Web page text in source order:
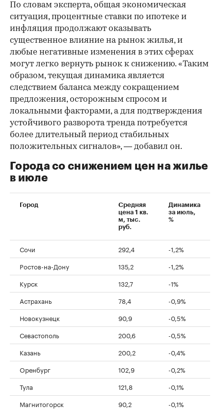
По словам эксперта, общая экономическая
ситуация, процентные ставки по ипотеке и
инфляция продолжают оказывать
существенное влияние на рынок жилья, и
любые негативные изменения в этих сферах
могут легко вернуть рынок к снижению. «Таким
образом, текущая динамика является
следствием баланса между сокращением
предложения, осторожным спросом и
локальными факторами, а для подтверждения
устойчивого разворота тренда потребуется
более длительный период стабильных
положительных сигналов», — добавил он.
Города со снижением цен на жилье
в июле
Город
Средняя
цена 1 кв.
м, тыс.
руб.
Динамика
за июль,
%
Сочи 292,4
-1,2%
Ростов-на-Дону
135,2
-1,2%
Курск
132,7
-1%
Астрахань
78,4
-0,9%
Новокузнецк
90,9
-0,5%
Севастополь
200,6
-0,5%
Казань
200,2
-0,4%
Оренбург
102,9
-0,2%
Тула
121,8
-0,1%
Магнитогорск
90,2 -0,1%